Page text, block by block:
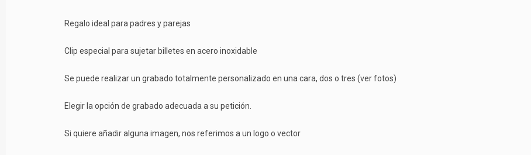
Regalo ideal para padres y parejas
Clip especial para sujetar billetes en acero inoxidable
Se puede realizar un grabado totalmente personalizado en una cara, dos o tres (ver fotos)
Elegir la opción de grabado adecuada a su petición.
Si quiere añadir alguna imagen, nos referimos a un logo o vector